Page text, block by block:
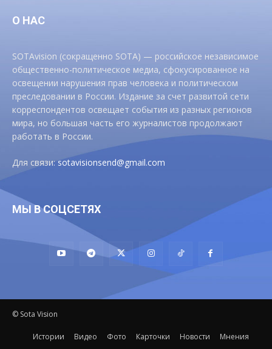
О НАС
SOTAvision (сокращенно SOTA) — российское независимое
общественно-политическое медиа, сфокусированное на
освещении нарушения прав человека и политическом
преследовании в России. Издание за счет развитой сети
корреспондентов освещает события из разных регионов
мира, но большая часть его журналистов продолжают
работать в России.
Для связи:sotavisionsend@gmail.com
МЫ В СОЦСЕТЯХ
© Sota Vision
Истории Видео Фото Карточки Новости Мнения